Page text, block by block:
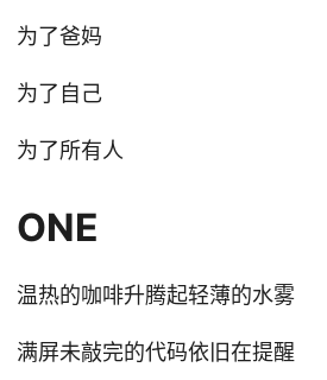
为了爸妈
为了自己
为了所有人
ONE
温热的咖啡升腾起轻薄的水雾
满屏未敲完的代码依旧在提醒